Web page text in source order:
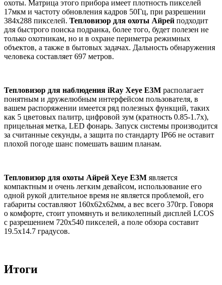
охоты. Матрица этого прибора имеет плотность пикселей
17мкм и частоту обновления кадров 50Гц, при разрешении
384x288 пикселей. Тепловизор для охоты Айрей подходит
для быстрого поиска подранка, более того, будет полезен не
только охотникам, но и в охране периметра режимных
объектов, а также в бытовых задачах. Дальность обнаружения
человека составляет 697 метров.
Тепловизор для наблюдения iRay Xeye E3M располагает
понятным и дружелюбным интерфейсом пользователя, в
вашем распоряжении имеется ряд полезных функций, таких
как 5 цветовых палитр, цифровой зум (кратность 0.85-1.7x),
прицельная метка, LED фонарь. Запуск системы производится
за считанные секунды, а защита по стандарту IP66 не оставит
плохой погоде шанс помешать вашим планам.
Тепловизор для охоты Айрей Xeye E3M является
компактным и очень легким девайсом, использование его
одной рукой длительное время не является проблемой, его
габариты составляют 160x62x62мм, а вес всего 370гр. Говоря
о комфорте, стоит упомянуть и великолепный дисплей LCOS
с разрешением 720x540 пикселей, а поле обзора составит
19.5x14.7 градусов.
Итоги